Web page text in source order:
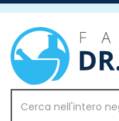
Passa
contenuto
principale
Farmacia
Mazzola
Prodotto